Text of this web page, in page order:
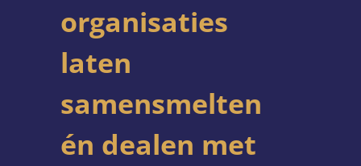
organisaties
laten
samensmelten
én dealen met